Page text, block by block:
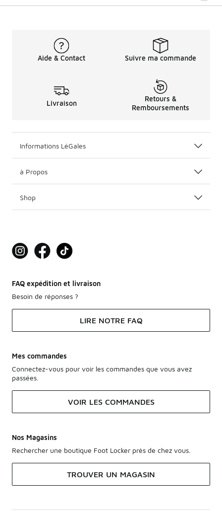
Aide & Contact Suivre ma commande
Livraison
Retours &
Remboursements
Informations LéGales
à Propos
Shop
FAQ expédition et livraison
Besoin de réponses ?
LIRE NOTRE FAQ
Mes commandes
Connectez-vous pour voir les commandes que vous avez
passées.
VOIR LES COMMANDES
Nos Magasins
Rechercher une boutique Foot Locker près de chez vous.
TROUVER UN MAGASIN